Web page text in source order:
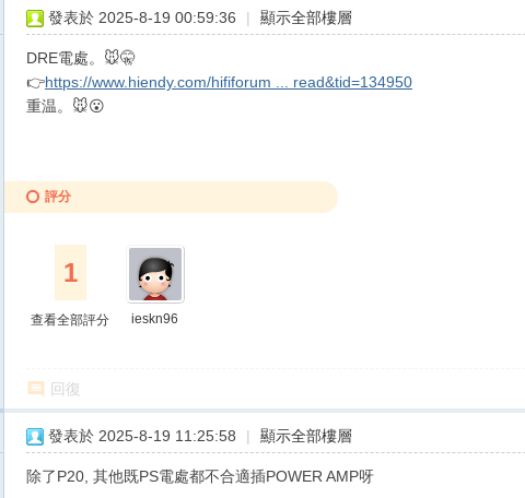
發表於 2025-8-19 00:59:36 | 顯示全部樓層
DRE電處。🐭🤫
👉https://www.hiendy.com/hififorum ... read&tid=134950
重温。🐭😮
評分
1
查看全部評分 ieskn96
回復
發表於 2025-8-19 11:25:58 | 顯示全部樓層
除了P20, 其他既PS電處都不合適插POWER AMP呀